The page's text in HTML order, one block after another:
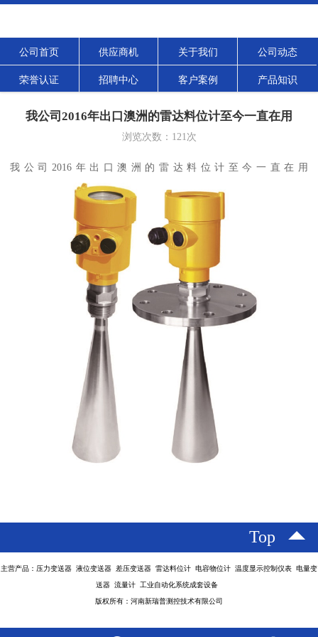
公司首页 供应商机 关于我们 公司动态
荣誉认证 招聘中心 客户案例 产品知识
我公司2016年出口澳洲的雷达料位计至今一直在用
浏览次数： 121次
我公司2016年出口澳洲的雷达料位计至今一直在用
Top
主营产品：压力变送器 液位变送器 差压变送器 雷达料位计 电容物位计 温度显示控制仪表 电量变
送器 流量计 工业自动化系统成套设备
版权所有：河南新瑞普测控技术有限公司